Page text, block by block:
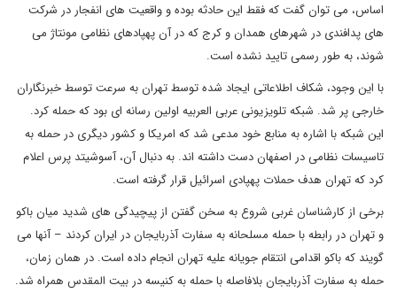
اساس، می توان گفت که فقط این حادثه بوده و واقعیت های انفجار در شرکت
های پدافندی در شهرهای همدان و کرج که در آن پهپادهای نظامی مونتاژ می
شوند، به طور رسمی تایید نشده است.
با این وجود، شکاف اطلاعاتی ایجاد شده توسط تهران به سرعت توسط خبرنگاران
خارجی پر شد. شبکه تلویزیونی عربی العربیه اولین رسانه ای بود که حمله کرد.
این شبکه با اشاره به منابع خود مدعی شد که امریکا و کشور دیگری در حمله به
تاسیسات نظامی در اصفهان دست داشته اند. به دنبال آن، آسوشیتد پرس اعلام
کرد که تهران هدف حملات پهپادی اسرائیل قرار گرفته است.
برخی از کارشناسان غربی شروع به سخن گفتن از پیچیدگی های شدید میان باکو
و تهران در رابطه با حمله مسلحانه به سفارت آذربایجان در ایران کردند – آنها می
گویند که باکو اقدامی انتقام جویانه علیه تهران انجام داده است. در همان زمان،
حمله به سفارت آذربایجان بلافاصله با حمله به کنیسه در بیت المقدس همراه شد.